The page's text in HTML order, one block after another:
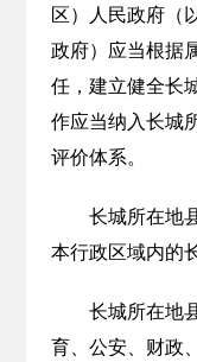
区）人民政府（
政府）应当根据
任，建立健全长
作应当纳入长城
评价体系。
长城所在地
本行政区域内的
长城所在地
育、公安、财政